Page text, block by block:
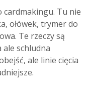
cardmakingu. Tu nie
ołówek, trymer do
Te rzeczy są
ale schludna
ale linie cięcia